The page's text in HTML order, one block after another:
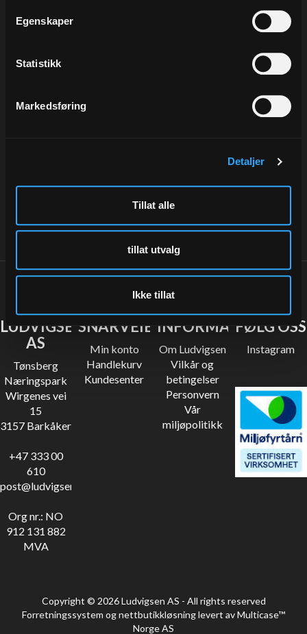
Egenskaper
Statistikk
Markedsføring
Detaljer
Tillat alle
tillat utvalg
Ikke tillat
På lager
Fløyelsbånd som gjør dine gaver ekstra flotte.
Velg blant to bredder: 6 mm og 15 mm
LUDVIGSEN
AS
Tønsberg
Næringspark
Wirgenes vei
15
3157 Barkåker
+47 333 00
610
post@ludvigsen.no
Org nr.: NO
912 131 882
MVA
SNARVEIER
Min konto
Handlekurv
Kundesenter
INFORMASJON
Om Ludvigsen
Vilkår og
betingelser
Personvern
Vår
miljøpolitikk
FØLG OSS
Instagram
Copyright © 2026 Ludvigsen AS - All rights reserved
Forretningssystem ognettbutikkløsninglevert avMulticase™
Norge AS